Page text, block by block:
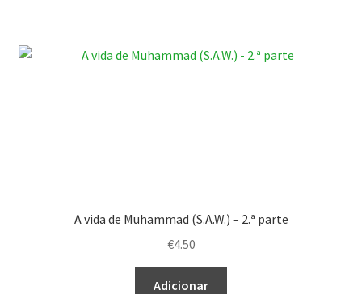
A vida de Muhammad (S.A.W.) – 2.ª parte
€4.50
Adicionar